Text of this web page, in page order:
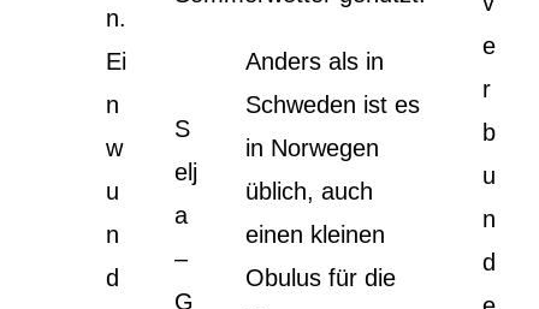
e
r
b
u
n
d
n.
Ei
n
w
u
n
d
S
elj
a
–
G
Anders als in
Schweden ist es
in Norwegen
üblich, auch
einen kleinen
Obulus für die